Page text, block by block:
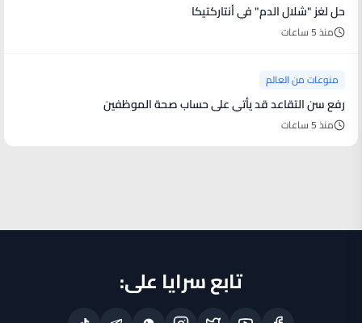
حل لغز "شلال الدم" في أنتاركتيكا
منذ 5 ساعات
منوعات من العالم
رفع سن التقاعد قد يأتي على حساب صحة الموظفين
منذ 5 ساعات
تابع سرايا على: